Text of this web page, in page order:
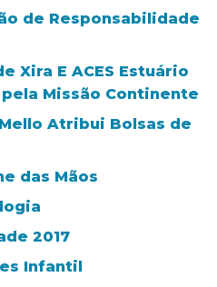
de Responsabilidade
Xira E ACES Estuário
Missão Continente
Atribui Bolsas de
das Mãos
2017
Infantil